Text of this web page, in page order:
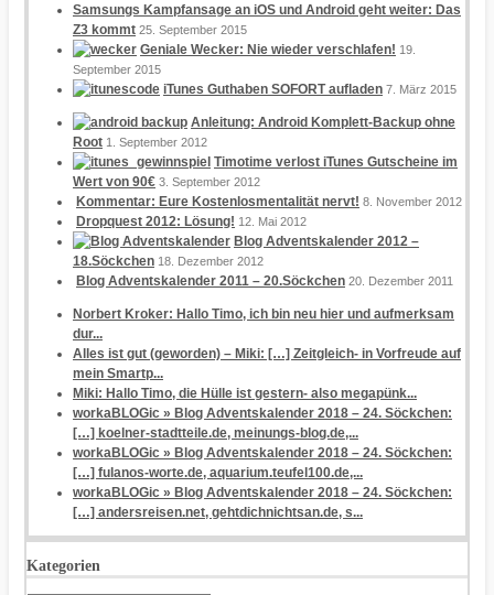
Samsungs Kampfansage an iOS und Android geht weiter: Das
Z3 kommt 25. September 2015
Geniale Wecker: Nie wieder verschlafen! 19.
September 2015
iTunes Guthaben SOFORT aufladen 7. März 2015
Anleitung: Android Komplett-Backup ohne
Root 1. September 2012
Timotime verlost iTunes Gutscheine im
Wert von 90€ 3. September 2012
Kommentar: Eure Kostenlosmentalität nervt! 8. November 2012
Dropquest 2012: Lösung! 12. Mai 2012
Blog Adventskalender 2012 –
18.Söckchen 18. Dezember 2012
Blog Adventskalender 2011 – 20.Söckchen 20. Dezember 2011
Norbert Kroker: Hallo Timo, ich bin neu hier und aufmerksam
dur...
Alles ist gut (geworden) – Miki: […] Zeitgleich- in Vorfreude auf
mein Smartp...
Miki: Hallo Timo, die Hülle ist gestern- also megapünk...
workaBLOGic » Blog Adventskalender 2018 – 24. Söckchen:
[…] koelner-stadtteile.de, meinungs-blog.de,...
workaBLOGic » Blog Adventskalender 2018 – 24. Söckchen:
[…] fulanos-worte.de, aquarium.teufel100.de,...
workaBLOGic » Blog Adventskalender 2018 – 24. Söckchen:
[…] andersreisen.net, gehtdichnichtsan.de, s...
Kategorien